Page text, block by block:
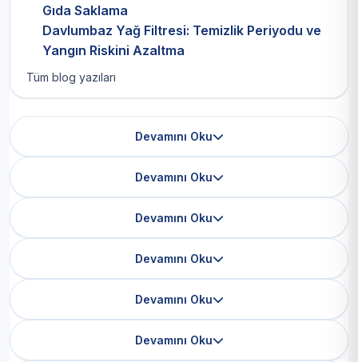
Gıda Saklama
Davlumbaz Yağ Filtresi: Temizlik Periyodu ve
Yangın Riskini Azaltma
Tüm blog yazıları
Devamını Oku
Devamını Oku
Devamını Oku
Devamını Oku
Devamını Oku
Devamını Oku